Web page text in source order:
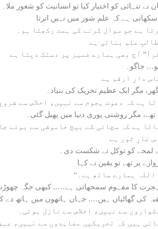
نے تنہائی کو اختیار کیا تو انسانیت کو شعور ملا۔
ہے جو سوال کرنے کی ہمت رکھتا ہو۔
جاگو۔
مگر ایک عظیم تحریک کی بنیاد۔
ہے کہ دعوت ہجوم سے نہیں، اخلاص سے
مگر روشنی پوری دنیا میں پھیل گئی۔
ہے کہ سچائی کے بیج خاموشی سے بوئے
لمحے کو توکل نے شکست دی۔
کا مفہوم سمجھاتی ہے….. کبھی جگہ
کی گھاٹیاں ہیں…. جہاں ہاتھوں میں ہاتھ دے
سے نہیں، اخلاص سے نازل ہوئی۔
ہیں کہ تحریکیں معاہدوں سے نہیں،